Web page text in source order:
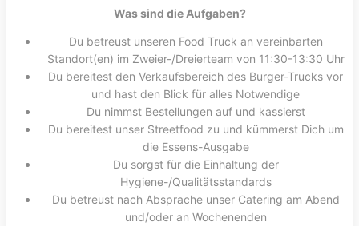
Was sind die Aufgaben?
Du betreust unseren Food Truck an vereinbarten
Standort(en) im Zweier-/Dreierteam von 11:30-13:30 Uhr
Du bereitest den Verkaufsbereich des Burger-Trucks vor
und hast den Blick für alles Notwendige
Du nimmst Bestellungen auf und kassierst
Du bereitest unser Streetfood zu und kümmerst Dich um
die Essens-Ausgabe
Du sorgst für die Einhaltung der
Hygiene-/Qualitätsstandards
Du betreust nach Absprache unser Catering am Abend
und/oder an Wochenenden